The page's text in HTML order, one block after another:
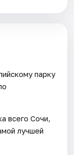
парку
всего Сочи,
лучшей